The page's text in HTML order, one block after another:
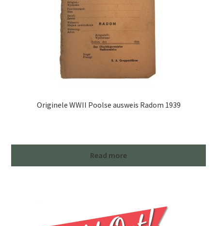
Originele WWII Poolse ausweis Radom 1939
Read more